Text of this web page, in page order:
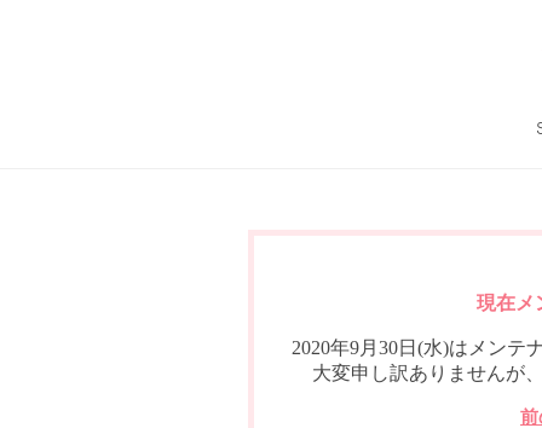
現在メ
2020年9月30日(水)はメンテ
大変申し訳ありませんが
前